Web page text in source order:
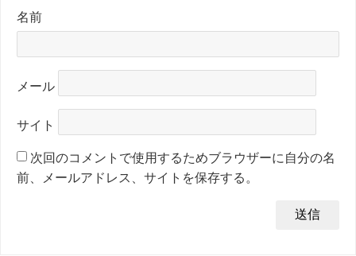
名前
メール
サイト
次回のコメントで使用するためブラウザーに自分の名
前、メールアドレス、サイトを保存する。